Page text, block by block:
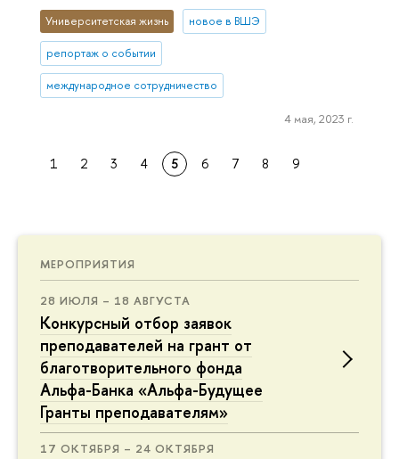
МЕРОПРИЯТИЯ
28 ИЮЛЯ – 18 АВГУСТА
Конкурсный отбор заявок
преподавателей на грант от
благотворительного фонда
Альфа-Банка «Альфа-Будущее
Гранты преподавателям»
17 ОКТЯБРЯ – 24 ОКТЯБРЯ
Университетская жизнь новое в ВШЭ
репортаж о событии
международное сотрудничество
4 мая, 2023 г.
1 2 3 4 5 6 7 8 9